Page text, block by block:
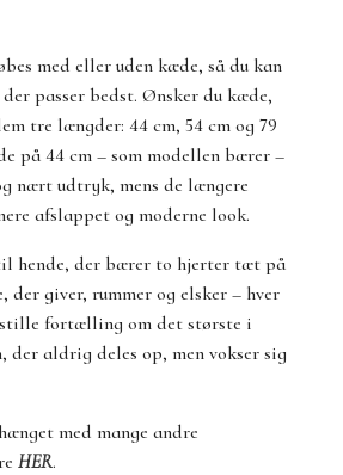
med eller uden kæde, så du kan
passer bedst. Ønsker du kæde,
tre længder: 44 cm, 54 cm og 79
på 44 cm – som modellen bærer –
nært udtryk, mens de længere
afslappet og moderne look.
hende, der bærer to hjerter tæt på
der giver, rummer og elsker – hver
stille fortælling om det største i
der aldrig deles op, men vokser sig
med mange andre
HER.